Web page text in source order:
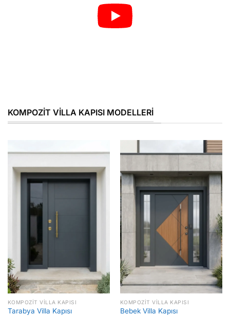
KOMPOZIT VILLA KAPISI MODELLERI
KOMPOZIT VILLA KAPISI
Tarabya Villa Kapısı
KOMPOZIT VILLA KAPISI
Bebek Villa Kapısı